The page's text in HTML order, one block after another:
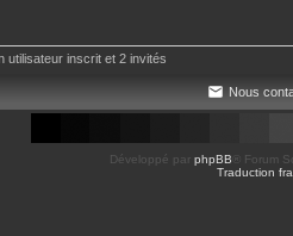
utilisateur inscrit et 2 invités
Nous
Développé par phpBB ® Forum
Traduction